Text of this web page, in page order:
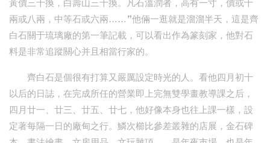
黃價三十換，白壽山三十換。凡石溫潤者，高有一寸，價或十
兩或八兩，中等石或六兩……”他倆一逛就是溜溜半天，這是齊
白石關于琉璃廠的第一筆記載，可以看出作為篆刻家，他對石
料是非常追蹤關心并且相當行家的。
齊白石是個很有打算又嚴厲設定時光的人。看他四月初十
以后的日誌，在完成所任的營業即上完無雙學畫教導課之后，
四月廿一、廿三、廿五、廿七，他好像本身也往上課一樣，設
定著每隔一日的廠甸之行。鱗次櫛比參差叢雜的店展，金石碑